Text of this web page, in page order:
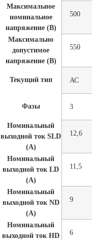
Максимальное
номинальное
напряжение (В)
500
Максимально
допустимое
напряжение (В)
550
Текущий тип АС
Фазы 3
Номинальный
выходной ток SLD
(A)
12,6
Номинальный
выходной ток LD
(A)
11,5
Номинальный
выходной ток ND
(A)
9
Номинальный
выходной ток HD
6